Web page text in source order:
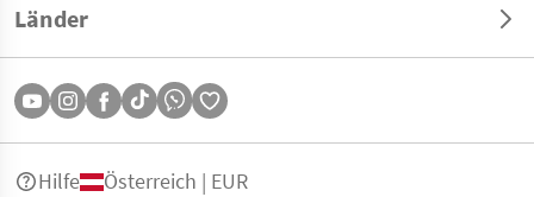
Länder
Hilfe Österreich | EUR